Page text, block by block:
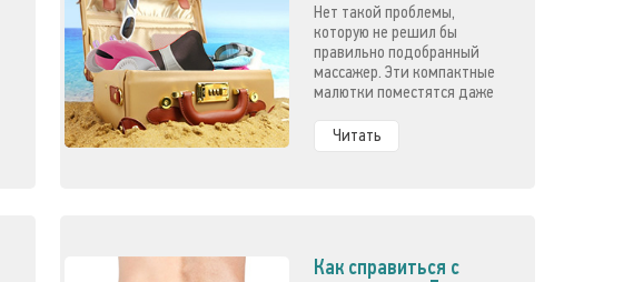
отпуске
Нет такой проблемы,
которую не решил бы
правильно подобранный
массажер. Эти компактные
малютки поместятся даже
испортить отпуск!
Читать
Как справиться с